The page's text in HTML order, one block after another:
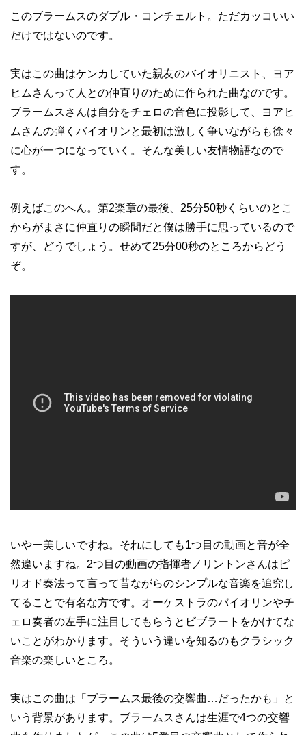
このブラームスのダブル・コンチェルト。ただカッコいい
だけではないのです。
実はこの曲はケンカしていた親友のバイオリニスト、ヨア
ヒムさんって人との仲直りのために作られた曲なのです。
ブラームスさんは自分をチェロの音色に投影して、ヨアヒ
ムさんの弾くバイオリンと最初は激しく争いながらも徐々
に心が一つになっていく。そんな美しい友情物語なので
す。
例えばこのへん。第2楽章の最後、25分50秒くらいのとこ
からがまさに仲直りの瞬間だと僕は勝手に思っているので
すが、どうでしょう。せめて25分00秒のところからどう
ぞ。
いやー美しいですね。それにしても1つ目の動画と音が全
然違いますね。2つ目の動画の指揮者ノリントンさんはピ
リオド奏法って言って昔ながらのシンプルな音楽を追究し
てることで有名な方です。オーケストラのバイオリンやチ
ェロ奏者の左手に注目してもらうとビブラートをかけてな
いことがわかります。そういう違いを知るのもクラシック
音楽の楽しいところ。
実はこの曲は「ブラームス最後の交響曲…だったかも」と
いう背景があります。ブラームスさんは生涯で4つの交響